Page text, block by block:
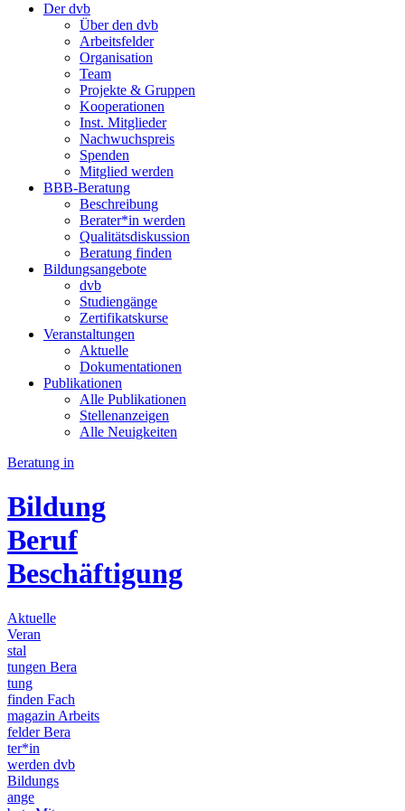
Der dvb
Über den dvb
Arbeitsfelder
Organisation
Team
Projekte & Gruppen
Kooperationen
Inst. Mitglieder
Nachwuchspreis
Spenden
Mitglied werden
BBB-Beratung
Beschreibung
Berater*in werden
Qualitätsdiskussion
Beratung finden
Bildungsangebote
dvb
Studiengänge
Zertifikatskurse
Veranstaltungen
Aktuelle
Dokumentationen
Publikationen
Alle Publikationen
Stellenanzeigen
Alle Neuigkeiten
Beratung in
Bildung
Beruf
Beschäftigung
Aktuelle
Veran
stal
tungen Bera
tung
finden Fach
magazin Arbeits
felderBera
ter*in
werden dvb
Bildungs
ange